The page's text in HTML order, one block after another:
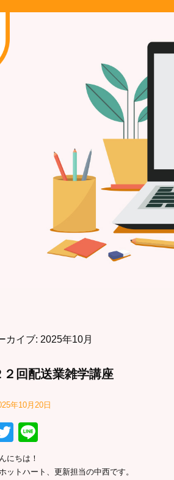
カイブ: 2025年10月
２回配送業雑学講座
年10月20日
Twitter
にちは！
ットハート、更新担当の中西です。